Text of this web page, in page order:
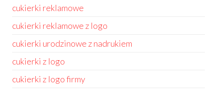
cukierki reklamowe
cukierki reklamowe z logo
cukierki urodzinowe z nadrukiem
cukierki z logo
cukierki z logo firmy